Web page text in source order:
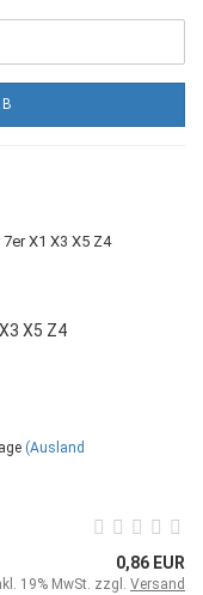
X5 Z4
(Ausland
0,86 EUR
19% MwSt. zzgl. Versand